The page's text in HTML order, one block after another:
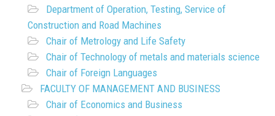
Department of Operation, Testing, Service of
Construction and Road Machines
Chair of Metrology and Life Safety
Chair of Technology of metals and materials science
Chair of Foreign Languages
FACULTY OF MANAGEMENT AND BUSINESS
Chair of Economics and Business